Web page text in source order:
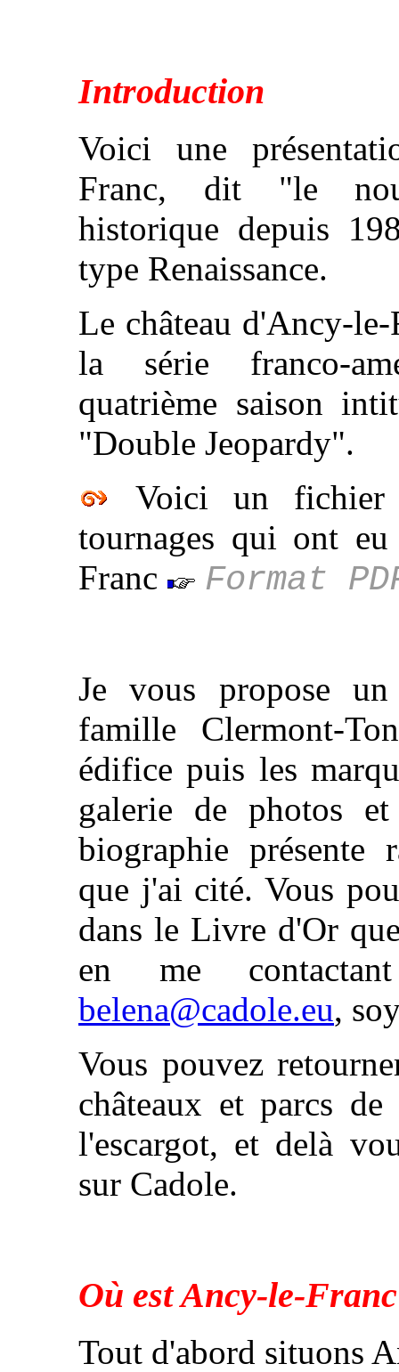
Introduction
Voici une
Franc, dit "le
historique depuis
type Renaissance.
Le château d'Ancy-
la série franco-
quatrième saison
"Double Jeopardy".
Voici un fichier
tournages qui ont
Franc
Format
Je vous propose
famille Clermont-
édifice puis les
galerie de photos
biographie présente
que j'ai cité. Vous
dans le Livre d'Or
en me
belena@cadole.eu,
Vous pouvez
châteaux et parcs
l'escargot, et delà
sur Cadole.
Où est Ancy-le-
Tout d'abord situons